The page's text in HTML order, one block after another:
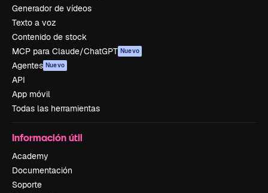
Generador de vídeos
Texto a voz
Contenido de stock
MCP para Claude/ChatGPT Nuevo
Agentes Nuevo
API
App móvil
Todas las herramientas
Información útil
Academy
Documentación
Soporte